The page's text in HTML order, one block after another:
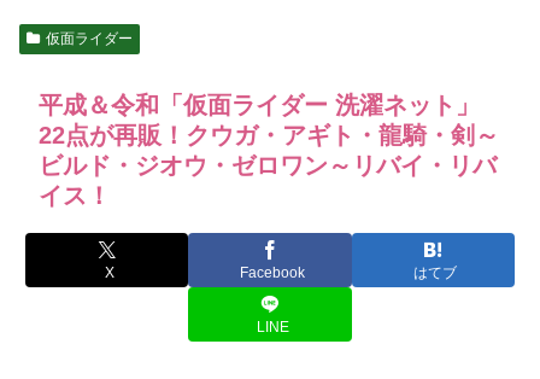
仮面ライダー
平成＆令和「仮面ライダー 洗濯ネット」
22点が再販！クウガ・アギト・龍騎・剣～
ビルド・ジオウ・ゼロワン～リバイ・リバ
イス！
X Facebook はてブ
LINE